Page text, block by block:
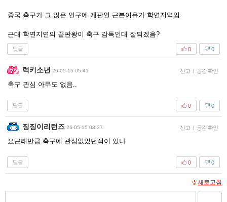
중국 축구가 그 많은 인구에 개판인 근본이유가 학연지역임
근대 학연지연의 끝판왕이 축구 감독인대 잘되겠음?
답글 0
0
럭키소년 26-05-15 05:41 신고 | 공감 확인
축구 관심 아무도 없음..
답글 0
0
징징이리턴즈 26-05-15 08:37 신고 | 공감 확인
요근래만큼 축구에 관심없었던적이 있나
답글 0
0
새로고침